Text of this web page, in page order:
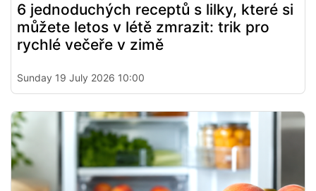
6 jednoduchých receptů s lilky, které si
můžete letos v létě zmrazit: trik pro
rychlé večeře v zimě
Sunday 19 July 2026 10:00